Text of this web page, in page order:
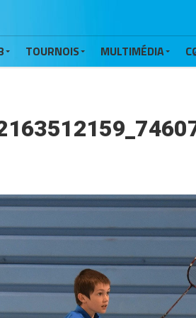
TOURNOIS MULTIMÉDIA